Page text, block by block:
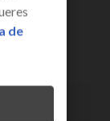
de